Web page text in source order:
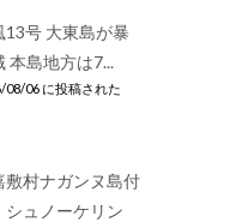
13号 大東島が暴
本島地方は7...
08/06 に投稿された
敷村ナガンヌ島付
ュノーケリン